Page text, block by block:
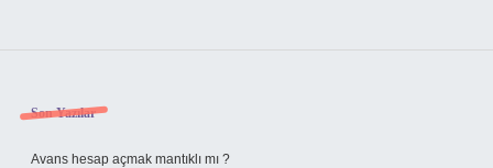
Sidebar
Son Yazılar
Avans hesap açmak mantıklı mı ?